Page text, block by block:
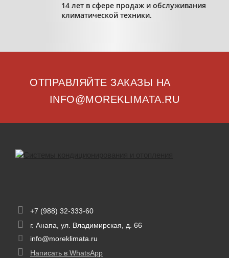
14 лет в сфере продаж и обслуживания
климатической техники.
ОТПРАВЛЯЙТЕ ЗАКАЗЫ НА
INFO@MOREKLIMATA.RU
+7 (988) 32-333-60
г. Анапа, ул. Владимирская, д. 66
info@moreklimata.ru
Написать в WhatsApp